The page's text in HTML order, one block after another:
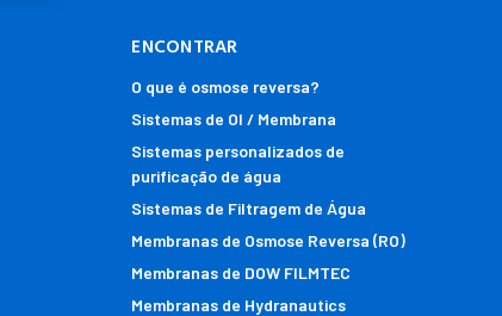
ENCONTRAR
O que é osmose reversa?
Sistemas de OI / Membrana
Sistemas personalizados de
purificação de água
Sistemas de Filtragem de Água
Membranas de Osmose Reversa (RO)
Membranas de DOW FILMTEC
Membranas de Hydranautics